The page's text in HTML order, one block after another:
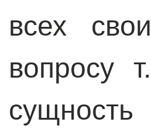
всех
вопросу